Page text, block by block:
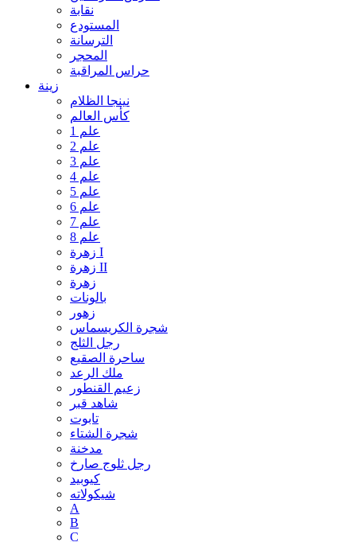
نقابة
المستودع
الترسانة
المحجر
حراس المراقبة
زينة
نينجا الظلام
كأس العالم
علم 1
علم 2
علم 3
علم 4
علم 5
علم 6
علم 7
علم 8
زهرة I
زهرة II
زهرة
بالونات
زهور
شجرة الكريسماس
رجل الثلج
ساحرة الصقيع
ملك الرعد
زعيم القنطور
شاهد قبر
تابوت
شجرة الشتاء
مدخنة
رجل ثلوج صارخ
كيوبيد
شيكولاته
A
B
C